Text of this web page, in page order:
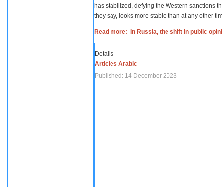
has stabilized, defying the Western sanctions
they say, looks more stable than at any other
Read more: In Russia, the shift in public
Details
Articles Arabic
Published: 14 December 2023